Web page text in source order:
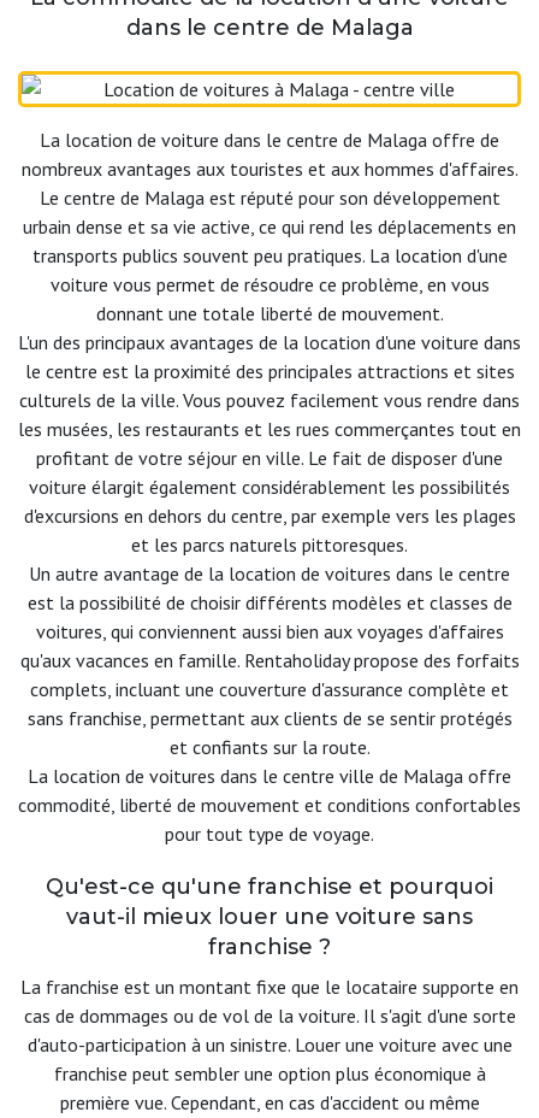
dans le centre de Malaga
La location de voiture dans le centre de Malaga offre de
nombreux avantages aux touristes et aux hommes d'affaires.
Le centre de Malaga est réputé pour son développement
urbain dense et sa vie active, ce qui rend les déplacements en
transports publics souvent peu pratiques. La location d'une
voiture vous permet de résoudre ce problème, en vous
donnant une totale liberté de mouvement.
L'un des principaux avantages de la location d'une voiture dans
le centre est la proximité des principales attractions et sites
culturels de la ville. Vous pouvez facilement vous rendre dans
les musées, les restaurants et les rues commerçantes tout en
profitant de votre séjour en ville. Le fait de disposer d'une
voiture élargit également considérablement les possibilités
d'excursions en dehors du centre, par exemple vers les plages
et les parcs naturels pittoresques.
Un autre avantage de la location de voitures dans le centre
est la possibilité de choisir différents modèles et classes de
voitures, qui conviennent aussi bien aux voyages d'affaires
qu'aux vacances en famille. Rentaholiday propose des forfaits
complets, incluant une couverture d'assurance complète et
sans franchise, permettant aux clients de se sentir protégés
et confiants sur la route.
La location de voitures dans le centre ville de Malaga offre
commodité, liberté de mouvement et conditions confortables
pour tout type de voyage.
Qu'est-ce qu'une franchise et pourquoi
vaut-il mieux louer une voiture sans
franchise ?
La franchise est un montant fixe que le locataire supporte en
cas de dommages ou de vol de la voiture. Il s'agit d'une sorte
d'auto-participation à un sinistre. Louer une voiture avec une
franchise peut sembler une option plus économique à
première vue. Cependant, en cas d'accident ou même